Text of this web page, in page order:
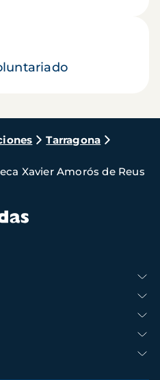
Tarragona
Xavier Amorós de Reus